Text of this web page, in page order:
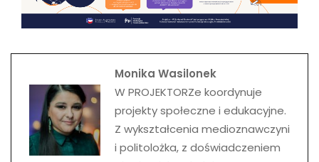
Monika Wasilonek
W PROJEKTORZe koordynuje
projekty społeczne i edukacyjne.
Z wykształcenia medioznawczyni
i politolożka, z doświadczeniem